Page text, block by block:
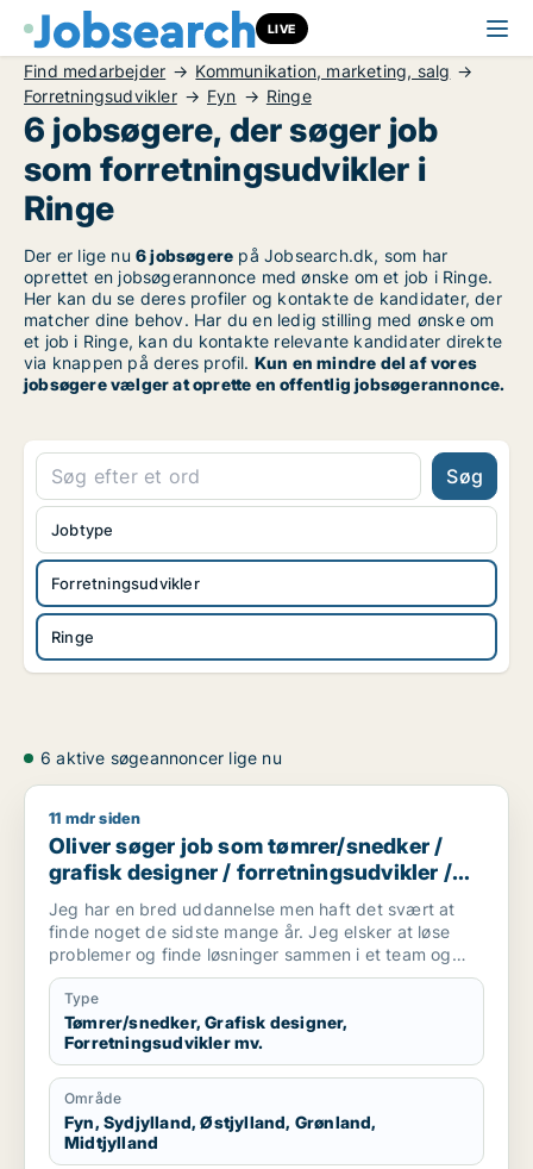
LIVE
Find medarbejder
Kommunikation, marketing, salg
Forretningsudvikler
Fyn Ringe
6 jobsøgere, der søger job
som forretningsudvikler i
Ringe
Der er lige nu 6 jobsøgere på Jobsearch.dk, som har
oprettet en jobsøgerannonce med ønske om et job i Ringe.
Her kan du se deres profiler og kontakte de kandidater, der
matcher dine behov. Har du en ledig stilling med ønske om
et job i Ringe, kan du kontakte relevante kandidater direkte
via knappen på deres profil. Kun en mindre del af vores
jobsøgere vælger at oprette en offentlig jobsøgerannonce.
Søg
Forretningsudvikler
Ringe
Jobtype
6 aktive søgeannoncer lige nu
Oliver søger job som tømrer/snedker / grafisk designer /
11 mdr siden
Oliver søger job som tømrer/snedker /
grafisk designer / forretningsudvikler /
kreativ medarbejder / driftsleder
Jeg har en bred uddannelse men haft det svært at
finde noget de sidste mange år. Jeg elsker at løse
problemer og finde løsninger sammen i et team og
alene.
Jeg er akademisk men også hands on (ingeniør og
snedker). Jeg har laved forskellige tømre arbejde
privat, arbejder forskellige produktions virksomheder,
kan bruge mine hænder, læse og laver tekniske
tegninger. Godt til at skitsere ideer, visualiserer,
kommunikation i 7 sproget. Elsker at hjælpe og lede
mennesker. Innovation eller prototype udvikling fra
Idee til produktion er interessant hvor man også skal
Type
Tømrer/snedker, Grafisk designer,
Forretningsudvikler mv.
Område
Fyn, Sydjylland, Østjylland, Grønland,
Midtjylland